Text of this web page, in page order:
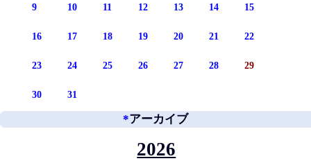
9 10 11 12 13 14 15
16 17 18 19 20 21 22
23 24 25 26 27 28 29
30 31
*アーカイブ
2026